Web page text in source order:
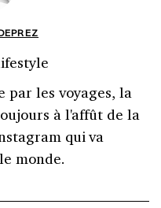
par les voyages, la
à l'affût de la
qui va
monde.